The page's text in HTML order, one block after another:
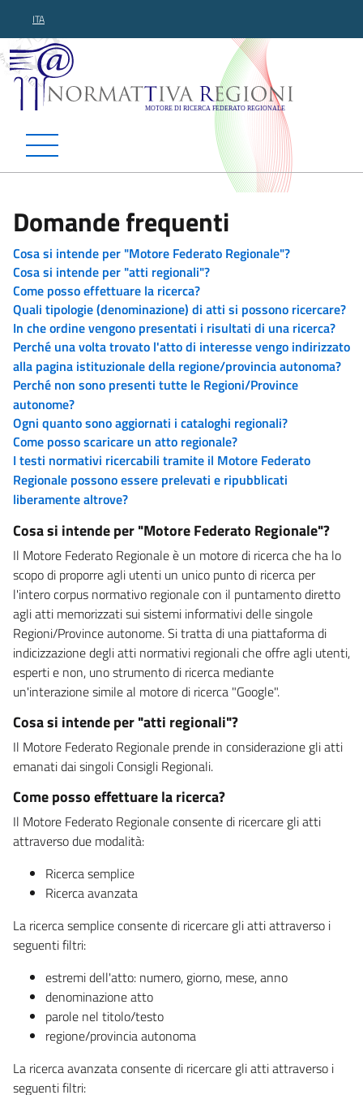
ITA
Normattiva Regioni -
Domande frequenti
Cosa si intende per "Motore Federato Regionale"?
Cosa si intende per "atti regionali"?
Come posso effettuare la ricerca?
Quali tipologie (denominazione) di atti si possono ricercare?
In che ordine vengono presentati i risultati di una ricerca?
Perché una volta trovato l'atto di interesse vengo indirizzato
alla pagina istituzionale della regione/provincia autonoma?
Perché non sono presenti tutte le Regioni/Province
autonome?
Ogni quanto sono aggiornati i cataloghi regionali?
Come posso scaricare un atto regionale?
I testi normativi ricercabili tramite il Motore Federato
Regionale possono essere prelevati e ripubblicati
liberamente altrove?
Cosa si intende per "Motore Federato Regionale"?
Il Motore Federato Regionale è un motore di ricerca che ha lo
scopo di proporre agli utenti un unico punto di ricerca per
l'intero corpus normativo regionale con il puntamento diretto
agli atti memorizzati sui sistemi informativi delle singole
Regioni/Province autonome. Si tratta di una piattaforma di
indicizzazione degli atti normativi regionali che offre agli utenti,
esperti e non, uno strumento di ricerca mediante
un'interazione simile al motore di ricerca "Google".
Cosa si intende per "atti regionali"?
Il Motore Federato Regionale prende in considerazione gli atti
emanati dai singoli Consigli Regionali.
Come posso effettuare la ricerca?
Il Motore Federato Regionale consente di ricercare gli atti
attraverso due modalità:
Ricerca semplice
Ricerca avanzata
La ricerca semplice consente di ricercare gli atti attraverso i
seguenti filtri:
estremi dell'atto: numero, giorno, mese, anno
denominazione atto
parole nel titolo/testo
regione/provincia autonoma
La ricerca avanzata consente di ricercare gli atti attraverso i
seguenti filtri: